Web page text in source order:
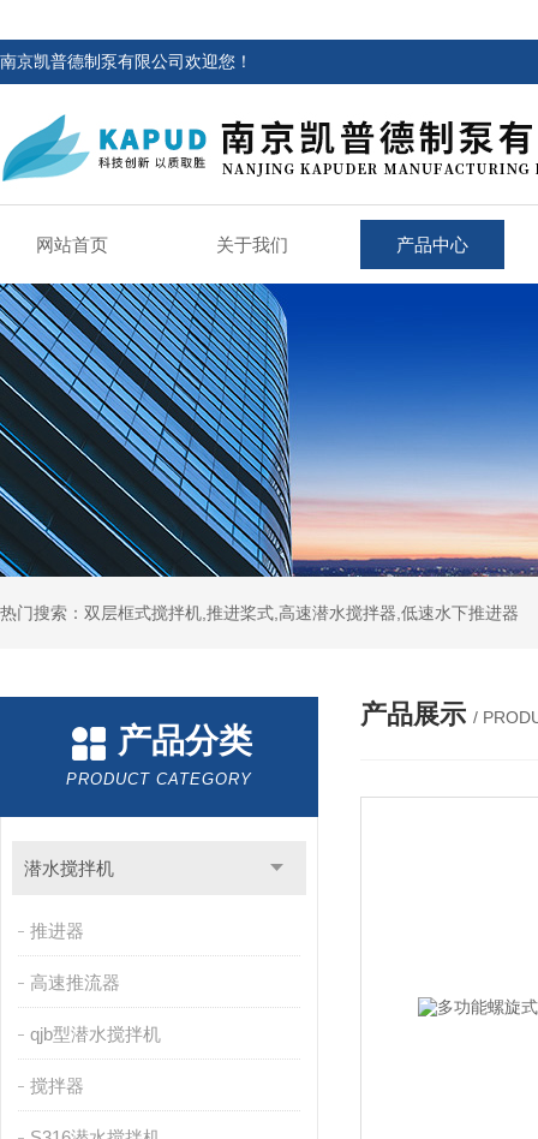
南京凯普德制泵有限公司欢迎您！
网站首页 关于我们 产品中心
热门搜索：双层框式搅拌机,推进桨式,高速潜水搅拌器,低速水下推进器
产品分类
PRODUCT CATEGORY
潜水搅拌机
推进器
高速推流器
qjb型潜水搅拌机
搅拌器
产品展示 /